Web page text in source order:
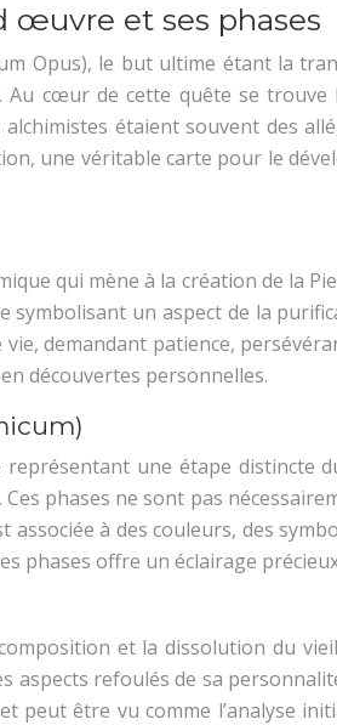
œuvre et ses phases
Opus), le but ultime étant la
cœur de cette quête se
alchimistes étaient souvent des
une véritable carte pour le
qui mène à la création de la
symbolisant un aspect de la
demandant patience,
découvertes personnelles.
une étape
phases ne sont pas
à des couleurs, des
phases offre un éclairage
et la dissolution du
aspects refoulés de sa
peut être vu comme l’analyse